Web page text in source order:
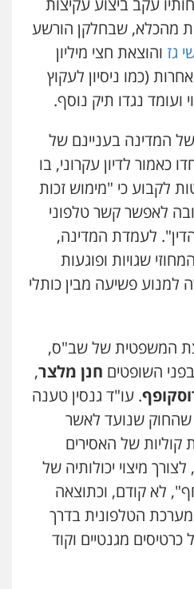
עקב ביצוע עקיצות
מהכלא, שבחלקן הורשע
גז והוצאת חצי מיליון
(כמו ניסיון לעקוץ
ועומד נגדו תיק נוסף.
המדינה בעניינם של
כאמור לדיון עקרוני, בו
לקבוע כי "מימוש זכות
לאפשר קשר טלפוני
לעמדת המדינה,
שגויות ופוגעות
פשיעה מבין כותלי
המשפטית של שב"ס,
השופטים חנן מלצר,
. עו"ד גנסין טענה
שנועד לאשר
קוליות של האסירים
מיצוי יכולותיה של
לא קודם, וכתוצאה
הטלפונית בדרך
מגנטיים וקוד